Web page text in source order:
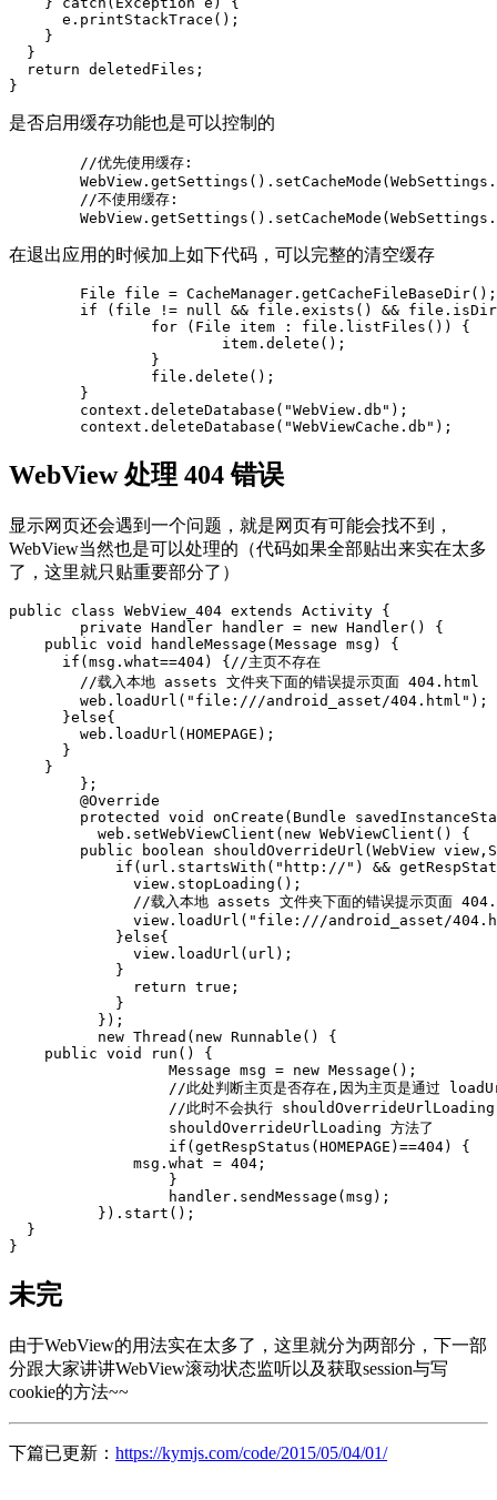
      e.printStackTrace();
    }
  }
  return deletedFiles;
是否启用缓存功能也是可以控制的
//优先使用缓存 :
WebView . getSettings (). setCacheMode ( WebSettings .
//不使用缓存 :
WebView . getSettings (). setCacheMode ( WebSettings .
在退出应用的时候加上如下代码，可以完整的清空缓存
File file = CacheManager . getCacheFileBaseDir();
if
( file != null && file . exists () && file .
for
( File item : file . listFiles ())
{
item . delete ();
}
file . delete ();
}
context . deleteDatabase ( "WebView.db" );
context . deleteDatabase ( "WebViewCache.db" );
WebView 处理 404 错误
显示网页还会遇到一个问题，就是网页有可能会找不到，
WebView当然也是可以处理的（代码如果全部贴出来实在太多
了，这里就只贴重要部分了）
public class WebView_404 extends Activity {
private Handler handler = new Handler()
{
public void handleMessage ( Message msg )
{
if ( msg . what==404) { //主页不存在
//载入本地 assets 文件夹下面的错误提示页面 404.html
web . loadUrl ( "file:///android_asset/404.html" );
}else{
web . loadUrl ( HOMEPAGE );
}
}
};
@Override
protected
void onCreate ( Bundle
web . setWebViewClient ( new WebViewClient ()
{
public
boolean shouldOverrideUrl ( WebView view ,
if ( url . startsWith ( "http://" ) &&
view . stopLoading ();
//载入本地 assets 文件夹下面的错误提示页面
view . loadUrl ( "file:///android_asset/
}else{
view . loadUrl ( url );
}
return true ;
}
});
new Thread ( new Runnable ()
{
public void run ()
{
Message msg = new Message ();
//此处判断主页是否存在,因为主页是通过
//此时不会执行 shouldOverrideUrlLoading 进
shouldOverrideUrlLoading 方法了
if ( getRespStatus ( HOMEPAGE )==404)
{
msg . what = 404 ;
}
handler . sendMessage ( msg );
}). start ();
}
}
未完
由于WebView的用法实在太多了，这里就分为两部分，下一部
分跟大家讲讲WebView滚动状态监听以及获取session与写
cookie的方法~~
下篇已更新： https://kymjs.com/code/2015/05/04/01/